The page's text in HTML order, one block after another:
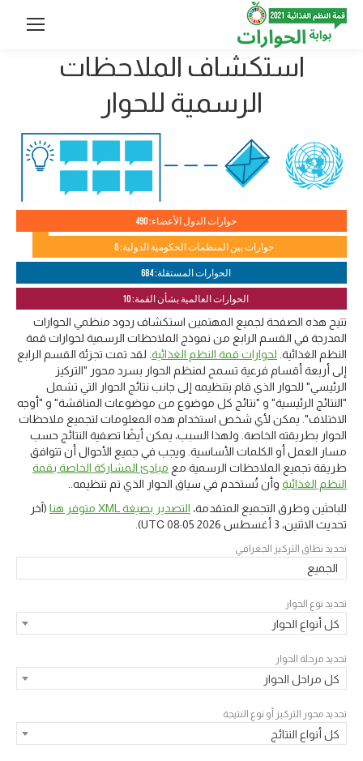
استكشاف الملاحظات
الرسمية للحوار
حوارات الدول الأعضاء: 490
حوارات بين المنظمات الحكومية الدولية: 6
الحوارات المستقلة: 684
الحوارات العالمية بشأن القمة: 10
تتيح هذه الصفحة لجميع المهتمين استكشاف ردود منظمي الحوارات
المدرجة في القسم الرابع من نموذج الملاحظات الرسمية لحوارات قمة
النظم الغذائية. لحوارات قمة النظم الغذائية . لقد تمت تجزئة القسم الرابع
إلى أربعة أقسام فرعية تسمح لمنظم الحوار بسرد محور "التركيز
الرئيسي" للحوار الذي قام بتنظيمه إلى جانب نتائج الحوار التي تشمل
"النتائج الرئيسية" و "نتائج كل موضوع من موضوعات المناقشة" و "أوجه
الاختلاف". يمكن لأي شخص استخدام هذه المعلومات لتجميع ملاحظات
الحوار بطريقته الخاصة. ولهذا السبب، يمكن أيضًا تصفية النتائج حسب
مسار العمل أو الكلمات الأساسية. ويجب في جميع الأحوال أن تتوافق
طريقة تجميع الملاحظات الرسمية مع مبادئ المشاركة الخاصة بقمة
النظم الغذائية وأن تُستخدم في سياق الحوار الذي تم تنظيمه..
للباحثين وطرق التجميع المتقدمة، التصدير بصيغة XML متوفر هنا
(آخر
تحديث الاثنين، 3 أغسطس 2026 08:05 UTC ).
تحديد نطاق التركيز الجغرافي
الجميع
تحديد نوع الحوار
كل أنواع الحوار
تحديد مرحلة الحوار
كل مراحل الحوار
تحديد محور التركيز أو نوع النتيجة
كل أنواع النتائج